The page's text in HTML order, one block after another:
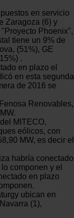
en servicio
Zaragoza (6) y
Phoenix",
tiene un 9% de
(51%), GE
.
en plazo el
en esta segunda
de 2016 se
Renovables,
MITECO,
eólicos, con
MW, es decir el
habría conectado
componen y el
en plazo
ubican en
(1),